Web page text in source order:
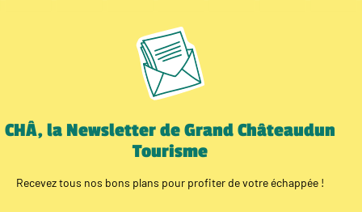
CHÂ, la Newsletter de Grand Châteaudun
Tourisme
Recevez tous nos bons plans pour profiter de votre échappée !